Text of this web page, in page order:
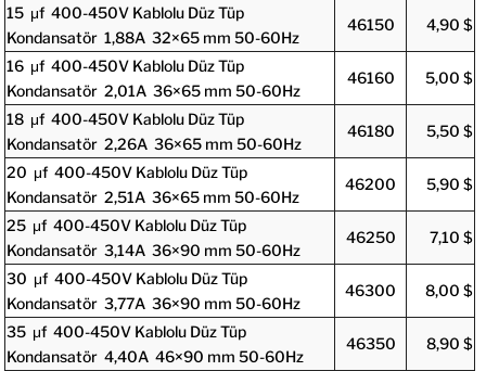
15 μf 400-450V Kablolu Düz Tüp
Kondansatör 1,88A 32×65 mm 50-60Hz
46150 4,90 $
16 μf 400-450V Kablolu Düz Tüp
Kondansatör 2,01A 36×65 mm 50-60Hz
46160 5,00 $
18 μf 400-450V Kablolu Düz Tüp
Kondansatör 2,26A 36×65 mm 50-60Hz
46180 5,50 $
20 μf 400-450V Kablolu Düz Tüp
Kondansatör 2,51A 36×65 mm 50-60Hz
46200 5,90 $
25 μf 400-450V Kablolu Düz Tüp
Kondansatör 3,14A 36×90 mm 50-60Hz
46250 7,10 $
30 μf 400-450V Kablolu Düz Tüp
Kondansatör 3,77A 36×90 mm 50-60Hz
46300 8,00 $
35 μf 400-450V Kablolu Düz Tüp
Kondansatör 4,40A 46×90 mm 50-60Hz
46350 8,90 $